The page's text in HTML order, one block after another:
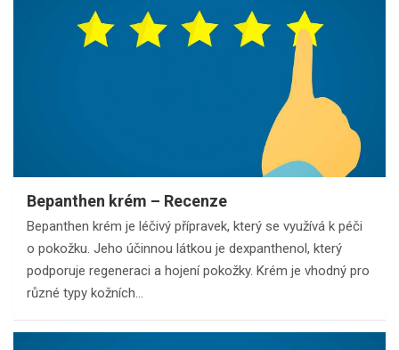
Bepanthen krém – Recenze
Bepanthen krém je léčivý přípravek, který se využívá k péči
o pokožku. Jeho účinnou látkou je dexpanthenol, který
podporuje regeneraci a hojení pokožky. Krém je vhodný pro
různé typy kožních…